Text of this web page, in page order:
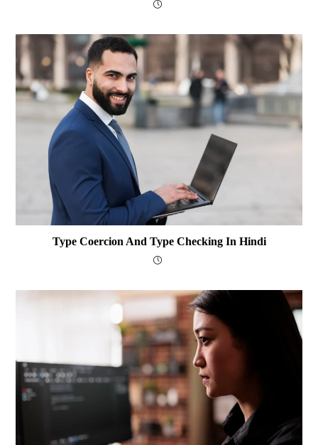
Type Coercion And Type Checking In Hindi